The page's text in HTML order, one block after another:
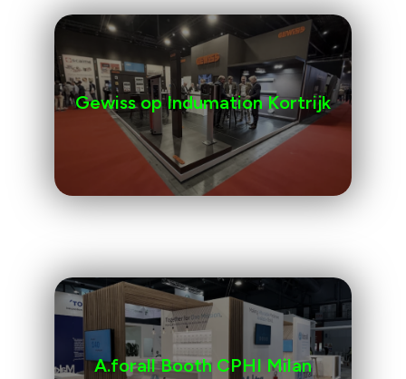
Gewiss op Indumation Kortrijk
A.forall Booth CPHI Milan